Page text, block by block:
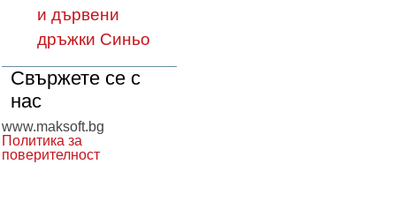
и дървени
дръжки Синьо
Свържете се с
нас
www.maksoft.bg
Политика за
поверителност